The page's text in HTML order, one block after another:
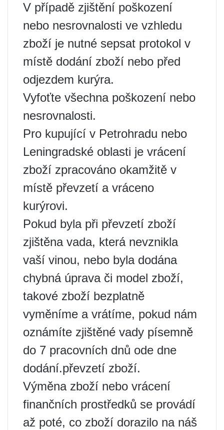
V případě zjištění poškození
nebo nesrovnalosti ve vzhledu
zboží je nutné sepsat protokol v
místě dodání zboží nebo před
odjezdem kurýra.
Vyfoťte všechna poškození nebo
nesrovnalosti.
Pro kupující v Petrohradu nebo
Leningradské oblasti je vrácení
zboží zpracováno okamžitě v
místě převzetí a vráceno
kurýrovi.
Pokud byla při převzetí zboží
zjištěna vada, která nevznikla
vaší vinou, nebo byla dodána
chybná úprava či model zboží,
takové zboží bezplatně
vyměníme a vrátíme, pokud nám
oznámíte zjištěné vady písemně
do 7 pracovních dnů ode dne
dodání.převzetí zboží.
Výměna zboží nebo vrácení
finančních prostředků se provádí
až poté, co zboží dorazilo na náš